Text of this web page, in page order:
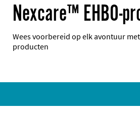
Nexcare™ EHBO-
Wees voorbereid op elk avontuur
producten